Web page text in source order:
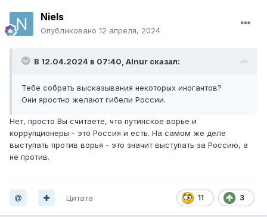
Niels
Опубликовано 12 апреля, 2024
В 12.04.2024 в 07:40, Alnur сказал:
Тебе собрать высказывания некоторых иногантов?
Они яростно желают гибели России.
Нет, просто Вы считаете, что путинское ворье и
коррупционеры - это Россия и есть. На самом же деле
выступать против ворья - это значит выступать за Россию, а
не против.
11 3
Цитата